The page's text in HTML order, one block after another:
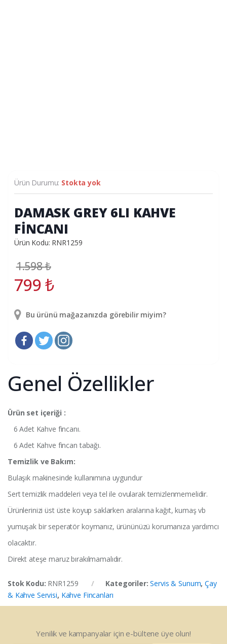
Ürün Durumu: Stokta yok
DAMASK GREY 6LI KAHVE
FİNCANI
Ürün Kodu: RNR1259
1.598₺
799₺
Bu ürünü mağazanızda görebilir miyim?
Genel Özellikler
Ürün set içeriği :
6 Adet Kahve fincanı.
6 Adet Kahve fincan tabağı.
Temizlik ve Bakım:
Bulaşık makinesinde kullanımına uygundur
Sert temizlik maddeleri veya tel ile ovularak temizlenmemelidir.
Ürünlerinizi üst üste koyup saklarken aralarına kağıt, kumaş vb
yumuşak bir seperatör koymanız, ürününüzü korumanıza yardımcı
olacaktır.
Direkt ateşe maruz bırakılmamalıdır.
Stok Kodu: RNR1259 Kategoriler:Servis & Sunum,Çay
& Kahve Servisi, Kahve Fincanları
Yenilik ve kampanyalar için e-bültene üye olun!